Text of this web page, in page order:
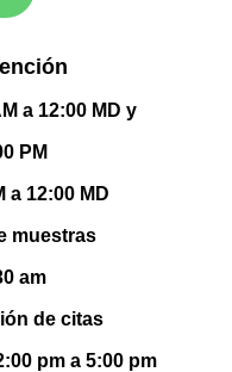
a 12:00 MD y
PM
a 12:00 MD
muestras
am
de citas
pm a 5:00 pm